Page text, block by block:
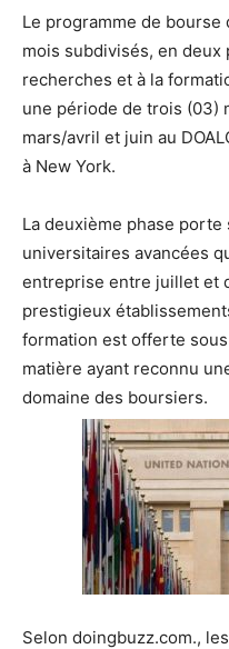
Le programme de bourse
mois subdivisés, en deux
recherches et à la
une période de trois (03)
mars/avril et juin au
à New York.
La deuxième phase
universitaires avancées
entreprise entre juillet et
prestigieux
formation est offerte
matière ayant reconnu
domaine des boursiers.
Selon doingbuzz.com.,